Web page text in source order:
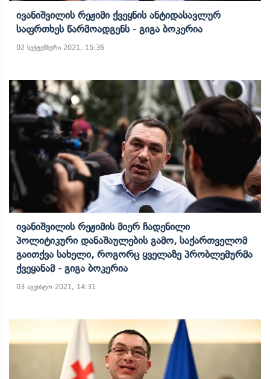
Ივანიშვილის Რეჟიმი Ქვეყნის Ანტიდასავლურ
Საფრთხეს Წარმოადგენს - Გიგა Ბოკერია
02 სექტემბერი 2021, 15:36
Ივანიშვილის Რეჟიმის Მიერ Ჩადენილი
Პოლიტიკური Დანაშაულების Გამო, Საქართველომ
Გაითქვა Სახელი, Როგორც Ყველაზე Პრობლემურმა
Ქვეყანამ - Გიგა Ბოკერია
03 აგვისტო 2021, 14:31